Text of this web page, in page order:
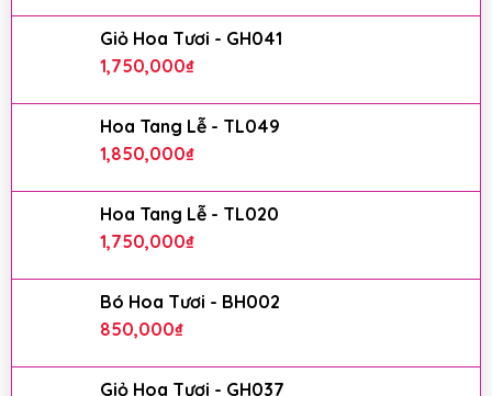
Giỏ Hoa Tươi - GH041
1,750,000₫
Hoa Tang Lễ - TL049
1,850,000₫
Hoa Tang Lễ - TL020
1,750,000₫
Bó Hoa Tươi - BH002
850,000₫
Giỏ Hoa Tươi - GH037